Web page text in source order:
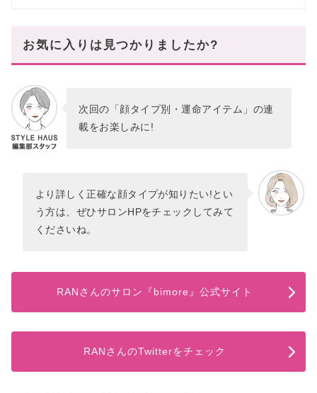
お気に入りは見つかりましたか?
次回の「顔タイプ別・運命アイテム」の連
載をお楽しみに!
より詳しく正確な顔タイプが知りたい!とい
う方は、ぜひサロンHPをチェックしてみて
くださいね。
RANさんのサロン『bimore』公式サイト
RANさんのTwitterをチェック